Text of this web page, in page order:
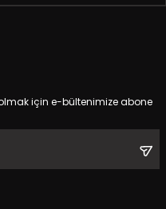
için e-bültenimize abone